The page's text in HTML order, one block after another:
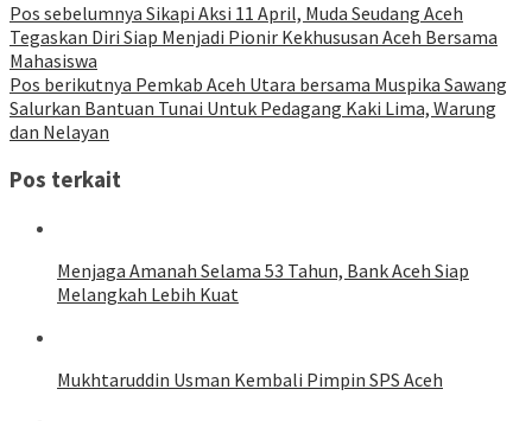
Pos sebelumnya Sikapi Aksi 11 April, Muda Seudang Aceh
Tegaskan Diri Siap Menjadi Pionir Kekhususan Aceh Bersama
Mahasiswa
Pos berikutnya Pemkab Aceh Utara bersama Muspika Sawang
Salurkan Bantuan Tunai Untuk Pedagang Kaki Lima, Warung
dan Nelayan
Pos terkait
Menjaga Amanah Selama 53 Tahun, Bank Aceh Siap
Melangkah Lebih Kuat
Mukhtaruddin Usman Kembali Pimpin SPS Aceh